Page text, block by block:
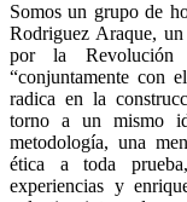
Somos un grupo de
Rodriguez Araque,
por la
“conjuntamente con
radica en la
torno a un mismo
metodología, una
ética a toda
experiencias y